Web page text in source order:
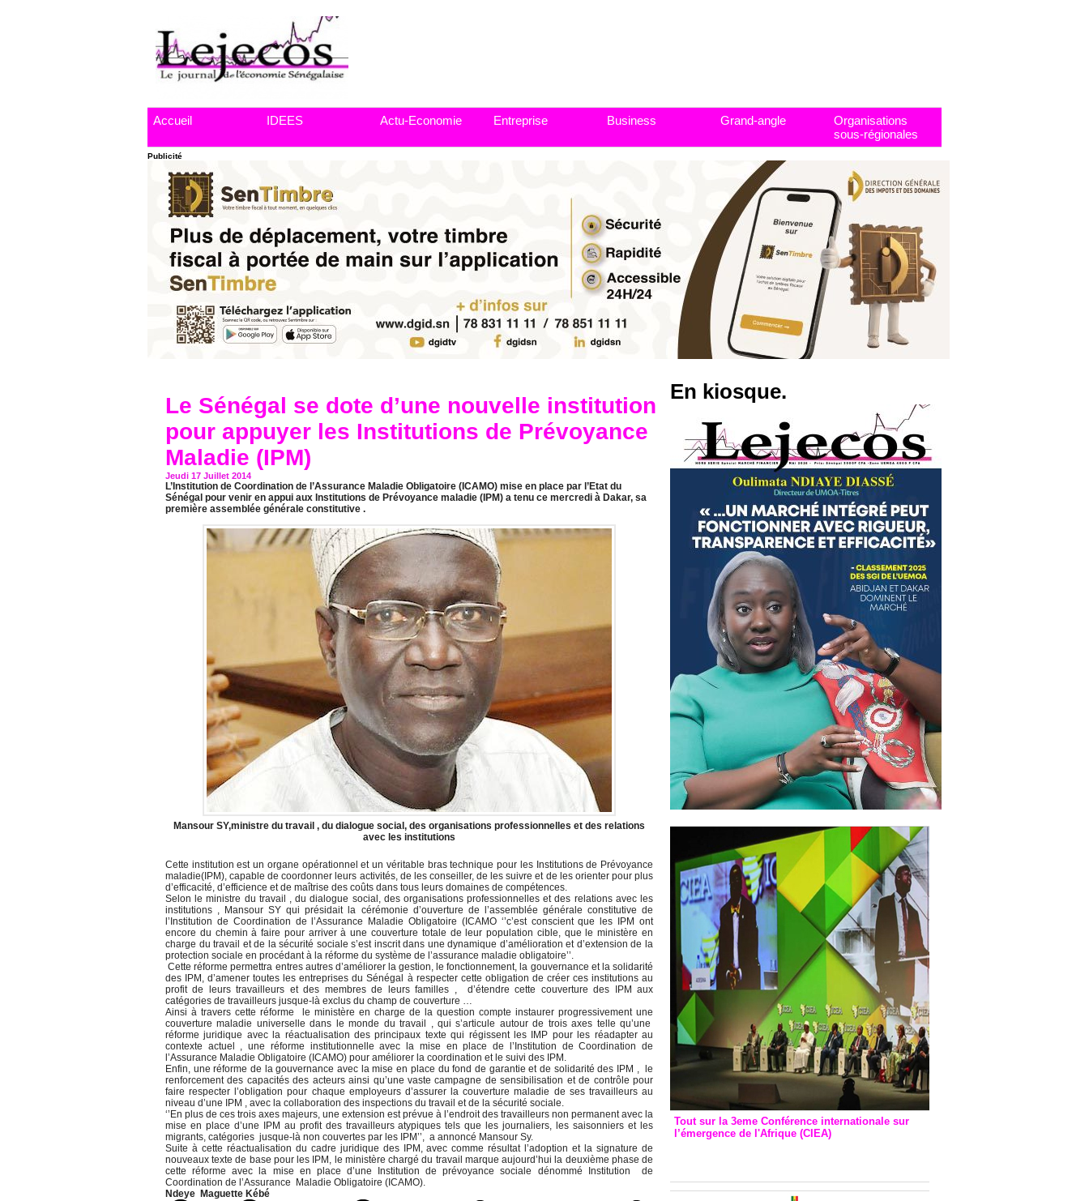
Accueil IDEES Actu-Economie Entreprise Business Grand-angle
Organisations
sous-régionales
Publicité
Le Sénégal se dote d’une nouvelle institution
pour appuyer les Institutions de Prévoyance
Maladie (IPM)
Jeudi 17 Juillet 2014
L’Institution de Coordination de l’Assurance Maladie Obligatoire (ICAMO) mise en place par l’Etat du
Sénégal pour venir en appui aux Institutions de Prévoyance maladie (IPM) a tenu ce mercredi à Dakar, sa
première assemblée générale constitutive .
Mansour SY,ministre du travail , du dialogue social, des organisations professionnelles et des relations
avec les institutions
Cette institution est un organe opérationnel et un véritable bras technique pour les Institutions de Prévoyance
maladie(IPM), capable de coordonner leurs activités, de les conseiller, de les suivre et de les orienter pour plus
d’efficacité, d’efficience et de maîtrise des coûts dans tous leurs domaines de compétences.
Selon le ministre du travail , du dialogue social, des organisations professionnelles et des relations avec les
institutions , Mansour SY qui présidait la cérémonie d’ouverture de l’assemblée générale constitutive de
l’Institution de Coordination de l’Assurance Maladie Obligatoire (ICAMO ‘’c’est conscient que les IPM ont
encore du chemin à faire pour arriver à une couverture totale de leur population cible, que le ministère en
charge du travail et de la sécurité sociale s’est inscrit dans une dynamique d’amélioration et d’extension de la
protection sociale en procédant à la réforme du système de l’assurance maladie obligatoire’’.
Cette réforme permettra entres autres d’améliorer la gestion, le fonctionnement, la gouvernance et la solidarité
des IPM, d’amener toutes les entreprises du Sénégal à respecter cette obligation de créer ces institutions au
profit de leurs travailleurs et des membres de leurs familles , d’étendre cette couverture des IPM aux
catégories de travailleurs jusque-là exclus du champ de couverture …
Ainsi à travers cette réforme le ministère en charge de la question compte instaurer progressivement une
couverture maladie universelle dans le monde du travail , qui s’articule autour de trois axes telle qu’une
réforme juridique avec la réactualisation des principaux texte qui régissent les IMP pour les réadapter au
contexte actuel , une réforme institutionnelle avec la mise en place de l’Institution de Coordination de
l’Assurance Maladie Obligatoire (ICAMO) pour améliorer la coordination et le suivi des IPM.
Enfin, une réforme de la gouvernance avec la mise en place du fond de garantie et de solidarité des IPM , le
renforcement des capacités des acteurs ainsi qu’une vaste campagne de sensibilisation et de contrôle pour
faire respecter l’obligation pour chaque employeurs d’assurer la couverture maladie de ses travailleurs au
niveau d’une IPM , avec la collaboration des inspections du travail et de la sécurité sociale.
‘’En plus de ces trois axes majeurs, une extension est prévue à l’endroit des travailleurs non permanent avec la
mise en place d’une IPM au profit des travailleurs atypiques tels que les journaliers, les saisonniers et les
migrants, catégories jusque-là non couvertes par les IPM’’, a annoncé Mansour Sy.
Suite à cette réactualisation du cadre juridique des IPM, avec comme résultat l’adoption et la signature de
nouveaux texte de base pour les IPM, le ministère chargé du travail marque aujourd’hui la deuxième phase de
cette réforme avec la mise en place d’une Institution de prévoyance sociale dénommé Institution de
Coordination de l’Assurance Maladie Obligatoire (ICAMO).
Ndeye Maguette Kébé
En kiosque.
Tout sur la 3eme Conférence internationale sur
l’émergence de l'Afrique (CIEA)